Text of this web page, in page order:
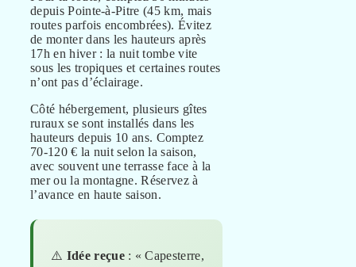
depuis Pointe-à-Pitre (45 km, mais
routes parfois encombrées). Évitez
de monter dans les hauteurs après
17h en hiver : la nuit tombe vite
sous les tropiques et certaines routes
n’ont pas d’éclairage.
Côté hébergement, plusieurs gîtes
ruraux se sont installés dans les
hauteurs depuis 10 ans. Comptez
70-120 € la nuit selon la saison,
avec souvent une terrasse face à la
mer ou la montagne. Réservez à
l’avance en haute saison.
⚠️ Idée reçue: « Capesterre,